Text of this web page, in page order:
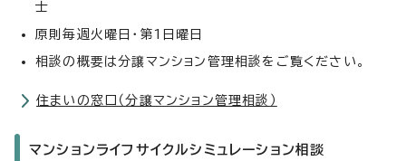
士
原則毎週火曜日・第1日曜日
相談の概要は分譲マンション管理相談をご覧ください。
住まいの窓口（分譲マンション管理相談）
マンションライフサイクルシミュレーション相談